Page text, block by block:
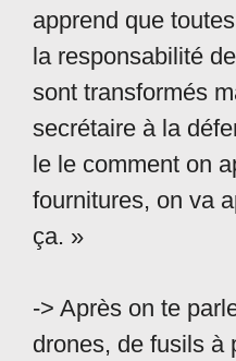
apprend que
la responsabilité
sont transformés
secrétaire à la
le le comment on
fournitures, on va
ça. »
-> Après on te
drones, de fusils à